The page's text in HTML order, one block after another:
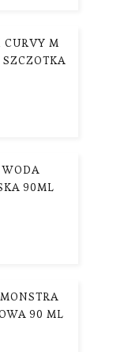
CURVY M
90ML
90 ML